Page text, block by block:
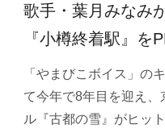
歌手・葉月みなみ
『小樽終着駅』を
「やまびこボイス」の
て今年で8年目を迎え
ル『古都の雪』がヒッ